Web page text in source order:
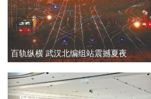
百轨纵横 武汉北编组站震撼夏夜